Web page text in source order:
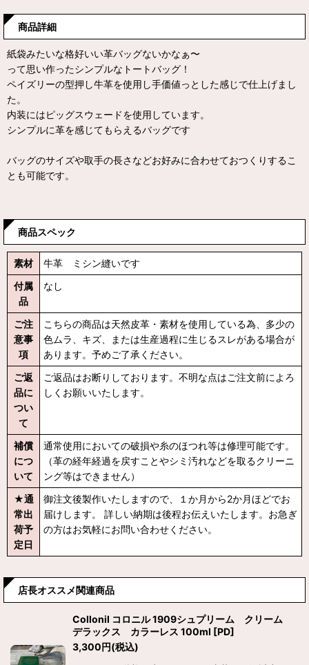
商品詳細
紙袋みたいな格好いい革バッグないかなぁ〜
って思い作ったシンプルなトートバッグ！
ペイズリーの型押し牛革を使用し手価値っとした感じで仕上げまし
た。
内装にはピッグスウェードを使用しています。
シンプルに革を感じてもらえるバッグです
バッグのサイズや取手の長さなどお好みに合わせておつくりするこ
とも可能です。
商品スペック
素材
牛革 ミシン縫いです
付属
品
なし
ご注
意事
項
こちらの商品は天然皮革・素材を使用している為、多少の
色ムラ、キズ、または生産過程に生じるスレがある場合が
あります。予めご了承ください。
ご返
品に
つい
て
ご返品はお断りしております。不明な点はご注文前によろ
しくお願いいたします。
補償
につ
いて
通常使用においての破損や糸のほつれ等は修理可能です。
（革の経年経過を戻すことやシミ汚れなどを取るクリーニ
ング等はできません）
★通
常出
荷予
定日
御注文後製作いたしますので、１か月から2か月ほどでお
届けします。 詳しい納期は後程お伝えいたします。お急ぎ
の方はお気軽にお問い合わせください。
店長オススメ関連商品
Collonil コロニル 1909シュプリーム クリーム
デラックス カラーレス 100ml [PD]
3,300円(税込)